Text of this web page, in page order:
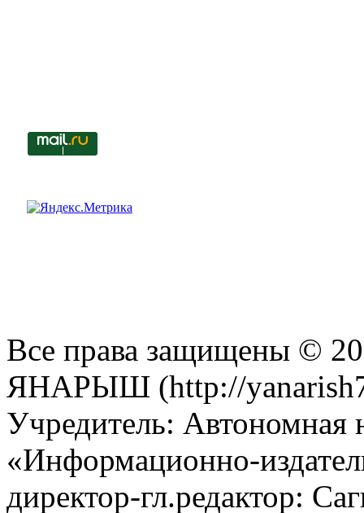
Все права защищены ©
ЯНАРЫШ (http://
Учредитель: Автономная
«Информационно-
директор-гл.редактор: